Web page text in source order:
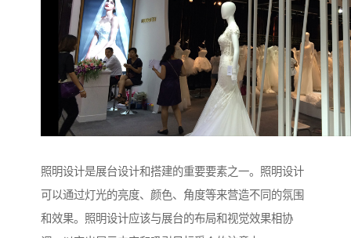
照明设计是展台设计和搭建的重要要素之一。照明设计
可以通过灯光的亮度、颜色、角度等来营造不同的氛围
和效果。照明设计应该与展台的布局和视觉效果相协